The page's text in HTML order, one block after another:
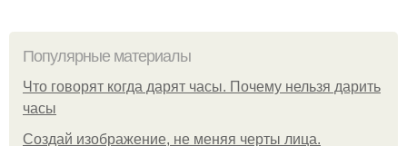
Популярные материалы
Что говорят когда дарят часы. Почему нельзя дарить
часы
Создай изображение, не меняя черты лица.